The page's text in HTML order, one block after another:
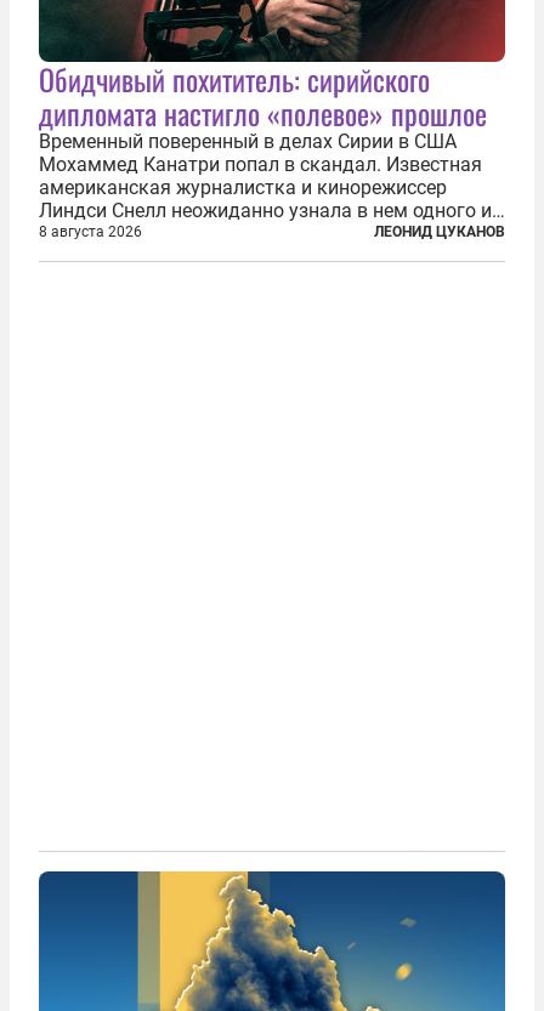
Обидчивый похититель: сирийского
дипломата настигло «полевое» прошлое
Временный поверенный в делах Сирии в США
Мохаммед Канатри попал в скандал. Известная
американская журналистка и кинорежиссер
Линдси Снелл неожиданно узнала в нем одного из
бандитов, похитивших ее в сирийском Алеппо в
2016 году. Журналистка убеждена, что Канатри, в
8 августа 2026 ЛЕОНИД ЦУКАНОВ